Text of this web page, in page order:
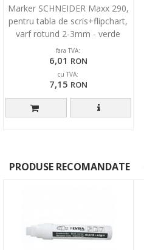
Marker SCHNEIDER Maxx 290,
pentru tabla de scris+flipchart,
varf rotund 2-3mm - verde
fara TVA:
6,01 RON
cu TVA:
7,15 RON
PRODUSE RECOMANDATE